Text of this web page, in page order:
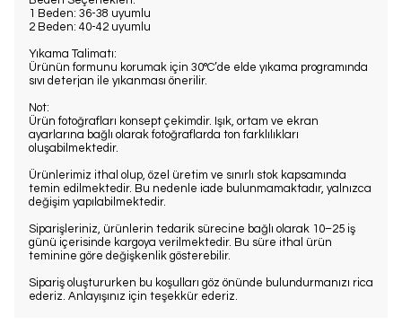
1 Beden: 36-38 uyumlu
2 Beden: 40-42 uyumlu
Yıkama Talimatı:
Ürünün formunu korumak için 30°C’de elde yıkama programında
sıvı deterjan ile yıkanması önerilir.
Not:
Ürün fotoğrafları konsept çekimdir. Işık, ortam ve ekran
ayarlarına bağlı olarak fotoğraflarda ton farklılıkları
oluşabilmektedir.
Ürünlerimiz ithal olup, özel üretim ve sınırlı stok kapsamında
temin edilmektedir. Bu nedenle iade bulunmamaktadır, yalnızca
değişim yapılabilmektedir.
Siparişleriniz, ürünlerin tedarik sürecine bağlı olarak 10–25 iş
günü içerisinde kargoya verilmektedir. Bu süre ithal ürün
teminine göre değişkenlik gösterebilir.
Sipariş oluştururken bu koşulları göz önünde bulundurmanızı rica
ederiz. Anlayışınız için teşekkür ederiz.